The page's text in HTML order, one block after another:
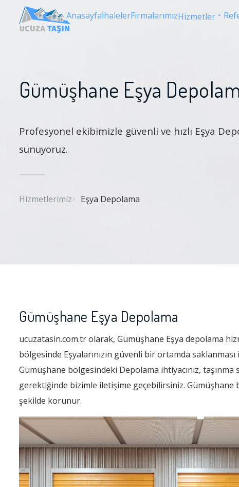
AnasayfaİhalelerFirmalarımızHizmetler
Gümüşhane Eşya
Profesyonel ekibimizle güvenli ve hızlı Eşya
sunuyoruz.
Hizmetlerimiz Eşya Depolama
Gümüşhane Eşya Depolama
ucuzatasin.com.tr olarak, Gümüşhane Eşya depolama
bölgesinde Eşyalarınızın güvenli bir ortamda
Gümüşhane bölgesindeki Depolama ihtiyacınız,
gerektiğinde bizimle iletişime geçebilirsiniz. Gümüşhane
şekilde korunur.